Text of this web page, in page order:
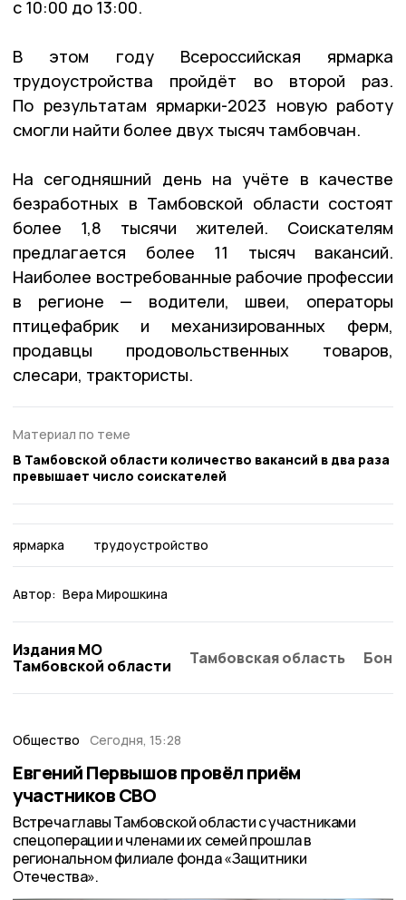
с 10:00 до 13:00.
В этом году Всероссийская ярмарка
трудоустройства пройдёт во второй раз.
По результатам ярмарки-2023 новую работу
смогли найти более двух тысяч тамбовчан.
На сегодняшний день на учёте в качестве
безработных в Тамбовской области состоят
более 1,8 тысячи жителей. Соискателям
предлагается более 11 тысяч вакансий.
Наиболее востребованные рабочие профессии
в регионе — водители, швеи, операторы
птицефабрик и механизированных ферм,
продавцы продовольственных товаров,
слесари, трактористы.
Материал по теме
В Тамбовской области количество вакансий в два раза
превышает число соискателей
ярмарка трудоустройство
Автор: Вера Мирошкина
Издания МО
Тамбовской области
Тамбовская область
Общество Сегодня, 15:28
Евгений Первышов провёл приём
участников СВО
Встреча главы Тамбовской области с участниками
спецоперации и членами их семей прошла в
региональном филиале фонда «Защитники
Отечества».